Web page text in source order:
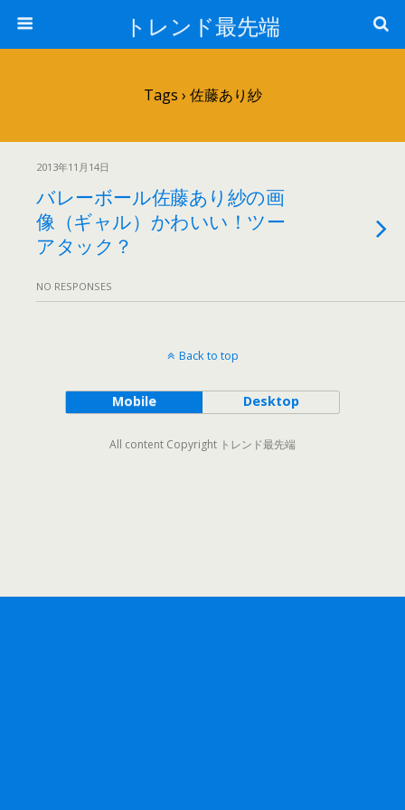
トレンド最先端
Tags › 佐藤あり紗
2013年11月14日
バレーボール佐藤あり紗の画
像（ギャル）かわいい！ツー
アタック？
NO RESPONSES
Back to top
Mobile Desktop
All content Copyright トレンド最先端